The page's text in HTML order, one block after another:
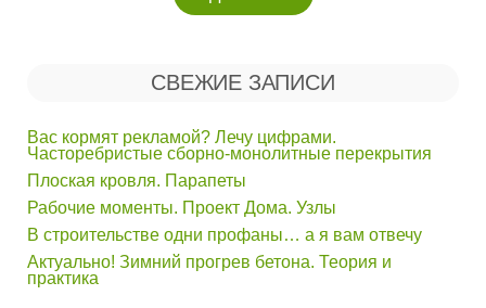
СВЕЖИЕ ЗАПИСИ
Вас кормят рекламой? Лечу цифрами.
Часторебристые сборно-монолитные перекрытия
Плоская кровля. Парапеты
Рабочие моменты. Проект Дома. Узлы
В строительстве одни профаны… а я вам отвечу
Актуально! Зимний прогрев бетона. Теория и
практика